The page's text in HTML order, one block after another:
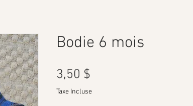
Bodie 6 mois
3,50 $
Taxe Incluse